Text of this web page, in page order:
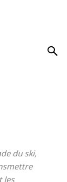
du ski,
les
votre
et